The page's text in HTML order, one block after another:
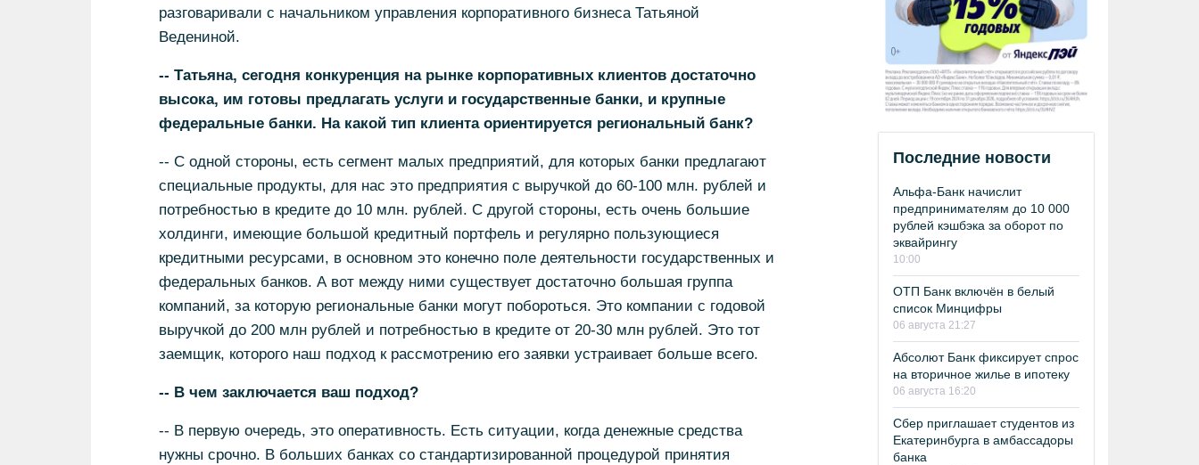
разговаривали с начальником управления корпоративного бизнеса Татьяной
Ведениной.
-- Татьяна, сегодня конкуренция на рынке корпоративных клиентов достаточно
высока, им готовы предлагать услуги и государственные банки, и крупные
федеральные банки. На какой тип клиента ориентируется региональный банк?
-- С одной стороны, есть сегмент малых предприятий, для которых банки предлагают
специальные продукты, для нас это предприятия с выручкой до 60-100 млн. рублей и
потребностью в кредите до 10 млн. рублей. С другой стороны, есть очень большие
холдинги, имеющие большой кредитный портфель и регулярно пользующиеся
кредитными ресурсами, в основном это конечно поле деятельности государственных и
федеральных банков. А вот между ними существует достаточно большая группа
компаний, за которую региональные банки могут побороться. Это компании с годовой
выручкой до 200 млн рублей и потребностью в кредите от 20-30 млн рублей. Это тот
заемщик, которого наш подход к рассмотрению его заявки устраивает больше всего.
-- В чем заключается ваш подход?
-- В первую очередь, это оперативность. Есть ситуации, когда денежные средства
нужны срочно. В больших банках со стандартизированной процедурой принятия
Последние новости
Альфа-Банк начислит
предпринимателям до 10 000
рублей кэшбэка за оборот по
эквайрингу
10:00
ОТП Банк включён в белый
список Минцифры
06 августа 21:27
Абсолют Банк фиксирует спрос
на вторичное жилье в ипотеку
06 августа 16:20
Сбер приглашает студентов из
Екатеринбурга в амбассадоры
банка